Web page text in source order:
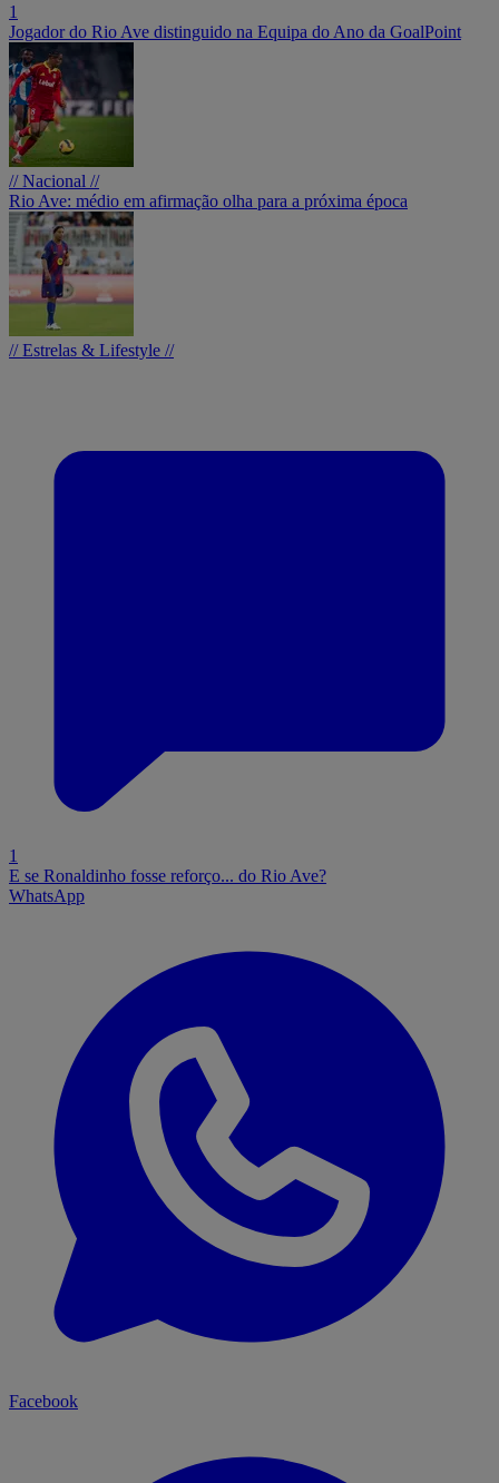
1
Jogador do Rio Ave distinguido na Equipa do Ano da GoalPoint
// Nacional //
Rio Ave: médio em afirmação olha para a próxima época
// Estrelas & Lifestyle //
1
E se Ronaldinho fosse reforço... do Rio Ave?
WhatsApp
Facebook